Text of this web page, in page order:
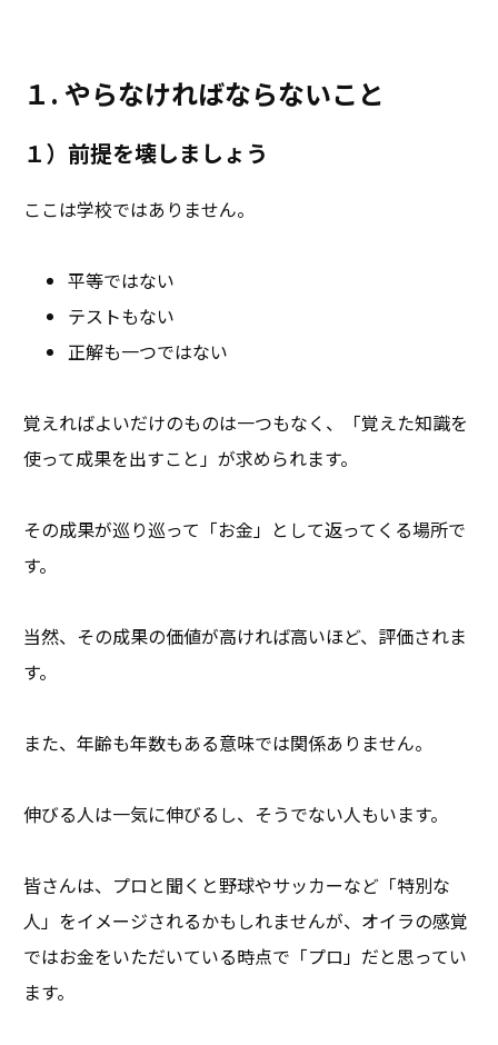
１. やらなければならないこと
１）前提を壊しましょう
ここは学校ではありません。
平等ではない
テストもない
正解も一つではない
覚えればよいだけのものは一つもなく、「覚えた知識を
使って成果を出すこと」が求められます。
その成果が巡り巡って「お金」として返ってくる場所で
す。
当然、その成果の価値が高ければ高いほど、評価されま
す。
また、年齢も年数もある意味では関係ありません。
伸びる人は一気に伸びるし、そうでない人もいます。
皆さんは、プロと聞くと野球やサッカーなど「特別な
人」をイメージされるかもしれませんが、オイラの感覚
ではお金をいただいている時点で「プロ」だと思ってい
ます。